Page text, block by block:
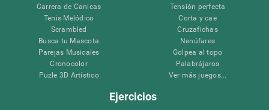
Carrera de Canicas
Tenis Melódico
Scrambled
Busca tu Mascota
Parejas Musicales
Cronocolor
Puzle 3D Artístico
Tensión perfecta
Corta y cae
Cruzafichas
Nenúfares
Golpea al topo
Palabrájaros
Ver más juegos...
Ejercicios